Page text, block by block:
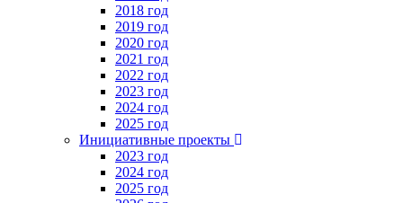
2018 год
2019 год
2020 год
2021 год
2022 год
2023 год
2024 год
2025 год
Инициативные проекты
2023 год
2024 год
2025 год